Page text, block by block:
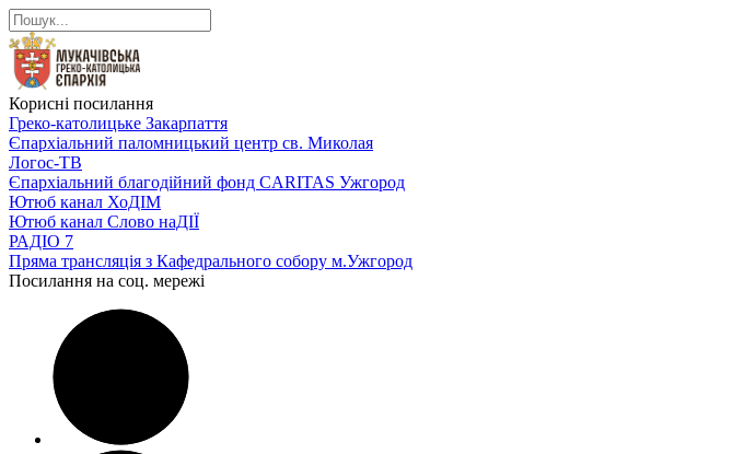
Корисні посилання
Греко-католицьке Закарпаття
Єпархіальний паломницький центр св. Миколая
Логос-ТВ
Єпархіальний благодійний фонд CARITAS Ужгород
Ютюб канал ХоДІМ
Ютюб канал Слово наДІЇ
РАДІО 7
Пряма трансляція з Кафедрального собору м.Ужгород
Посилання на соц. мережі